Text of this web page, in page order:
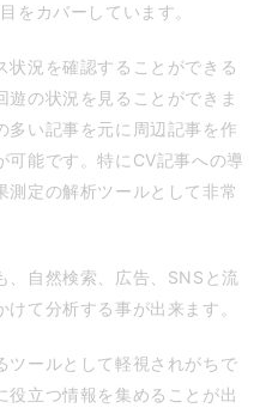
をカバーしています。
状況を確認することができる
の状況を見ることができま
多い記事を元に周辺記事を作
可能です。特にCV記事への導
測定の解析ツールとして非常
、自然検索、広告、SNSと流
て分析する事が出来ます。
ツールとして軽視されがちで
役立つ情報を集めることが出